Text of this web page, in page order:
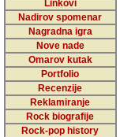
Linkovi
Nadirov spomenar
Nagradna igra
Nove nade
Omarov kutak
Portfolio
Recenzije
Reklamiranje
Rock biografije
Rock-pop history